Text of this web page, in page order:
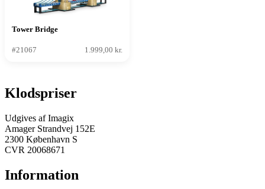
Tower Bridge
#21067 1.999,00 kr.
Klodspriser
Udgives af Imagix
Amager Strandvej 152E
2300 København S
CVR 20068671
Information